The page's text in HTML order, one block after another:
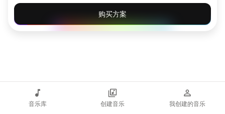
购买方案
音乐库 创建音乐 我创建的音乐